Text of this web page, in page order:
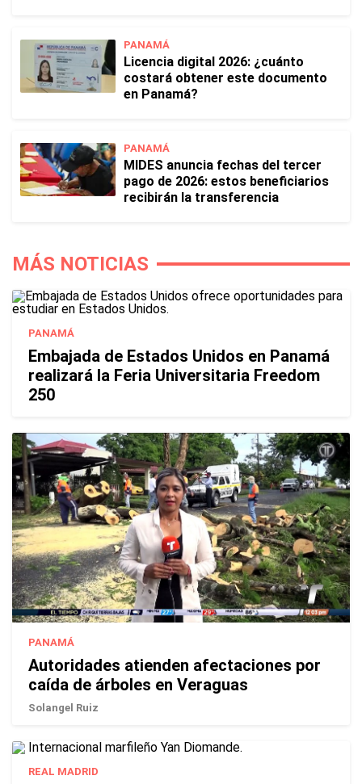
PANAMÁ
Licencia digital 2026: ¿cuánto
costará obtener este documento
en Panamá?
PANAMÁ
MIDES anuncia fechas del tercer
pago de 2026: estos beneficiarios
recibirán la transferencia
MÁS NOTICIAS
PANAMÁ
Embajada de Estados Unidos en Panamá
realizará la Feria Universitaria Freedom
250
PANAMÁ
Autoridades atienden afectaciones por
caída de árboles en Veraguas
Solangel Ruiz
REAL MADRID